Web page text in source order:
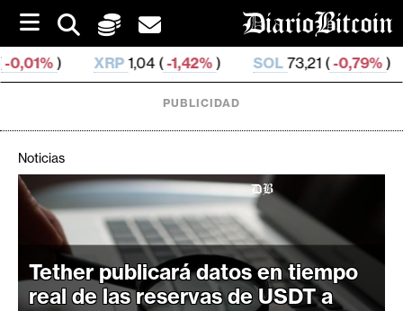
i
p
t
o
XRP1,04 ( -1,42%) SOL73,21 ( -0,79%) TRX
C
i
p
t
PUBLICIDAD
Noticias
Tether publicará datos en tiempo
real de las reservas de USDT a